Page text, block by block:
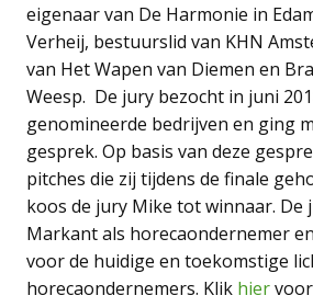
eigenaar van De Harmonie in
Verheij, bestuurslid van KHN
van Het Wapen van Diemen en
Weesp. De jury bezocht in juni
genomineerde bedrijven en ging
gesprek. Op basis van deze
pitches die zij tijdens de finale
koos de jury Mike tot winnaar. De
Markant als horecaondernemer
voor de huidige en toekomstige
horecaondernemers. Klik hier